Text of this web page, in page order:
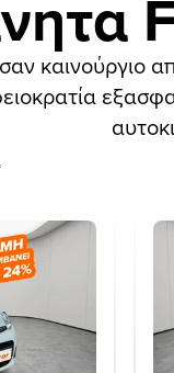
καινούργιο